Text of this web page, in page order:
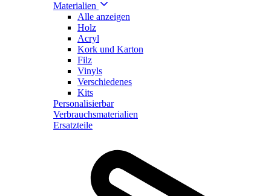
Materialien
Alle anzeigen
Holz
Acryl
Kork und Karton
Filz
Vinyls
Verschiedenes
Kits
Personalisierbar
Verbrauchsmaterialien
Ersatzteile